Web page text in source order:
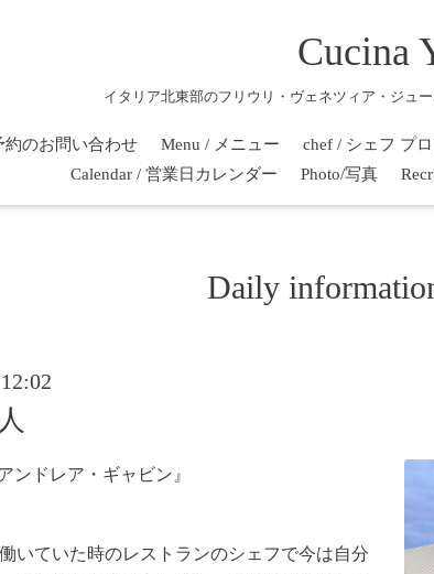
Cucina
イタリア北東部のフリウリ・ヴェネツィア・ジュ
約のお問い合わせ Menu / メニュー chef / シェフ プ
Calendar / 営業日カレンダー
Photo/写真
Daily
ンドレア・ギャビン』
いていた時のレストランのシェフで今は自分